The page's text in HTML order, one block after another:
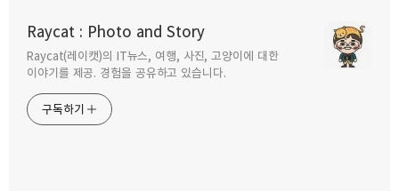
Raycat : Photo and Story
Raycat(레이캣)의 IT뉴스, 여행, 사진, 고양이에 대한
이야기를 제공. 경험을 공유하고 있습니다.
구독하기
구독하기 카카오톡
2025.06.26
홍성에서 맛있는 소고기가 먹고 싶다면 한우
전문점 내당한우